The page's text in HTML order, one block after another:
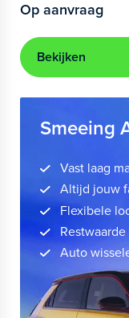
Op aanvraag
Bekijken
Smeeing
Vast laag
Altijd jouw
Flexibele
Auto